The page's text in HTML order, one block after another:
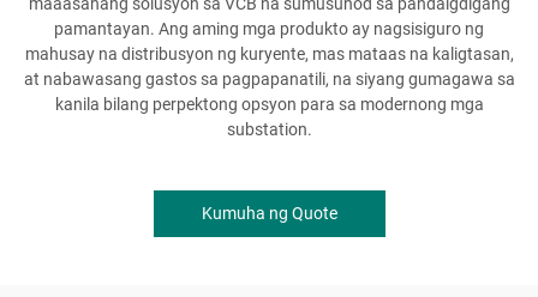
pamantayan. Ang aming mga produkto ay nagsisiguro ng
mahusay na distribusyon ng kuryente, mas mataas na kaligtasan,
at nabawasang gastos sa pagpapanatili, na siyang gumagawa sa
kanila bilang perpektong opsyon para sa modernong mga
substation.
Kumuha ng Quote